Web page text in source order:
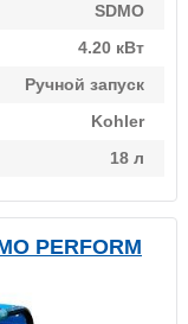
SDMO
4.20 кВт
Ручной запуск
Kohler
18 л
PERFORM